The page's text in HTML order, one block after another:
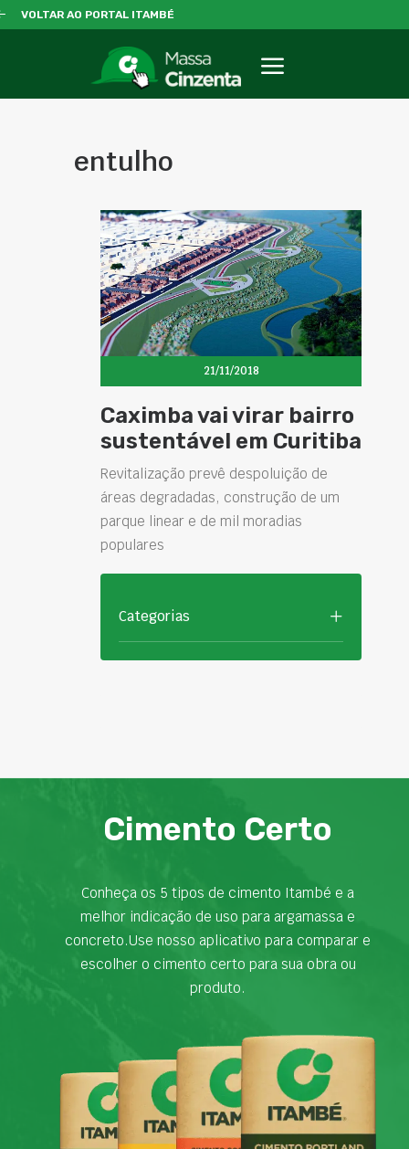
VOLTAR AO PORTAL ITAMBÉ
entulho
21/11/2018
Caximba vai virar bairro
sustentável em Curitiba
Revitalização prevê despoluição de
áreas degradadas, construção de um
parque linear e de mil moradias
populares
Categorias
Cimento Certo
Conheça os 5 tipos de cimento Itambé e a
melhor indicação de uso para argamassa e
concreto.Use nosso aplicativo para comparar e
escolher o cimento certo para sua obra ou
produto.